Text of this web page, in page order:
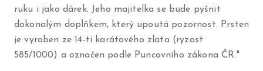
ruku i jako dárek. Jeho majitelka se bude pyšnit
dokonalým doplňkem, který upoutá pozornost. Prsten
je vyroben ze 14-ti karátového zlata (ryzost
585/1000) a označen podle Puncovního zákona ČR."